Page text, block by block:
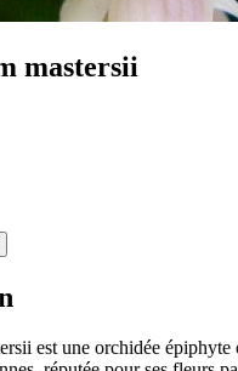
mastersii
est une orchidée épiphyte